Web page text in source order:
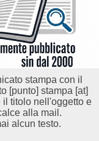
stampa con il
[punto] stampa [at]
il titolo nell'oggetto e
alla mail.
alcun testo.